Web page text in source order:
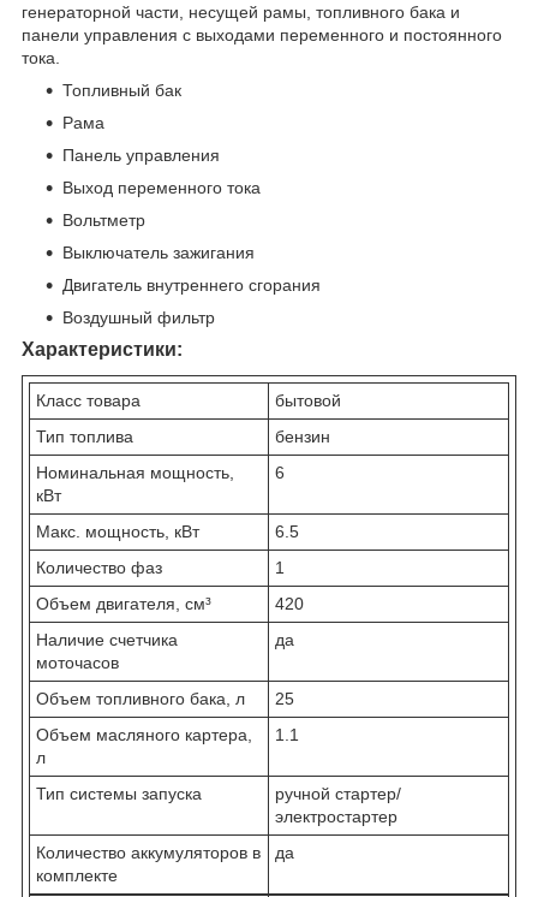
генераторной части, несущей рамы, топливного бака и
панели управления с выходами переменного и постоянного
тока.
Топливный бак
Рама
Панель управления
Выход переменного тока
Вольтметр
Выключатель зажигания
Двигатель внутреннего сгорания
Воздушный фильтр
Характеристики:
Класс товара
бытовой
Тип топлива
бензин
Номинальная мощность,
кВт
6
Макс. мощность, кВт
6.5
Количество фаз
1
Объем двигателя, см³
420
Наличие счетчика
моточасов
да
Объем топливного бака, л
25
Объем масляного картера,
л
1.1
Тип системы запуска
ручной стартер/
электростартер
Количество аккумуляторов в
комплекте
да